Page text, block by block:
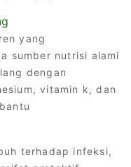
yang
sumber nutrisi alami
dengan
vitamin k, dan
terhadap infeksi,